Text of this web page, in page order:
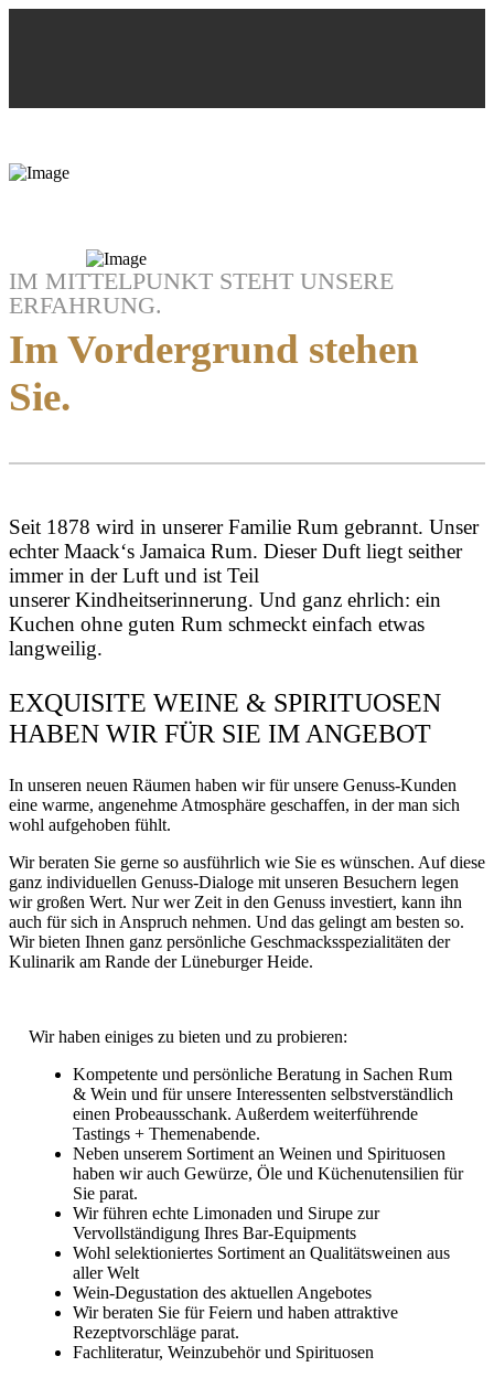
IM MITTELPUNKT STEHT UNSERE
ERFAHRUNG.
Im Vordergrund stehen
Sie.
Seit 1878 wird in unserer Familie Rum gebrannt. Unser
echter Maack‘s Jamaica Rum. Dieser Duft liegt seither
immer in der Luft und ist Teil
unserer Kindheitserinnerung. Und ganz ehrlich: ein
Kuchen ohne guten Rum schmeckt einfach etwas
langweilig.
EXQUISITE WEINE & SPIRITUOSEN
HABEN WIR FÜR SIE IM ANGEBOT
In unseren neuen Räumen haben wir für unsere Genuss-Kunden
eine warme, angenehme Atmosphäre geschaffen, in der man sich
wohl aufgehoben fühlt.
Wir beraten Sie gerne so ausführlich wie Sie es wünschen. Auf diese
ganz individuellen Genuss-Dialoge mit unseren Besuchern legen
wir großen Wert. Nur wer Zeit in den Genuss investiert, kann ihn
auch für sich in Anspruch nehmen. Und das gelingt am besten so.
Wir bieten Ihnen ganz persönliche Geschmacksspezialitäten der
Kulinarik am Rande der Lüneburger Heide.
Wir haben einiges zu bieten und zu probieren:
Kompetente und persönliche Beratung in Sachen Rum
& Wein und für unsere Interessenten selbstverständlich
einen Probeausschank. Außerdem weiterführende
Tastings + Themenabende.
Neben unserem Sortiment an Weinen und Spirituosen
haben wir auch Gewürze, Öle und Küchenutensilien für
Sie parat.
Wir führen echte Limonaden und Sirupe zur
Vervollständigung Ihres Bar-Equipments
Wohl selektioniertes Sortiment an Qualitätsweinen aus
aller Welt
Wein-Degustation des aktuellen Angebotes
Wir beraten Sie für Feiern und haben attraktive
Rezeptvorschläge parat.
Fachliteratur, Weinzubehör und Spirituosen